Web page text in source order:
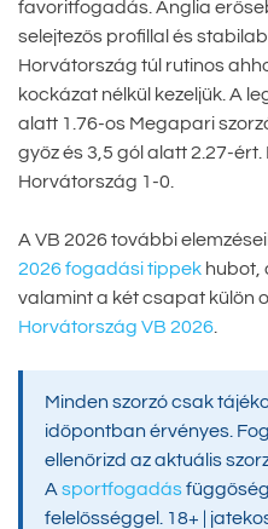
favoritfogadás. Anglia
selejtezős profillal és
Horvátország túl rutinos
kockázat nélkül kezeljük. A
alatt 1.76-os Megapari
győz és 3,5 gól alatt 2.27-
Horvátország 1-0.
A VB 2026 további
2026 fogadási tippek hubot,
valamint a két csapat külön
Horvátország VB 2026
Minden szorzó csak
időpontban érvényes.
ellenőrizd az aktuális
A sportfogadás
felelősséggel. 18+ |